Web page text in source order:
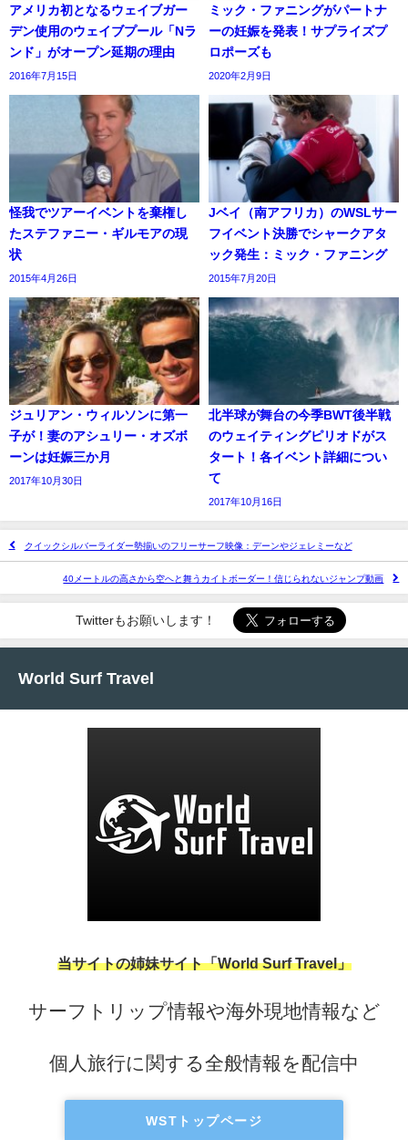
アメリカ初となるウェイブガー
デン使用のウェイブプール「Nラ
ンド」がオープン延期の理由
2016年7月15日
ミック・ファニングがパートナ
ーの妊娠を発表！サプライズプ
ロポーズも
2020年2月9日
怪我でツアーイベントを棄権し
たステファニー・ギルモアの現
状
2015年4月26日
Jベイ（南アフリカ）のWSLサー
フイベント決勝でシャークアタ
ック発生：ミック・ファニング
2015年7月20日
ジュリアン・ウィルソンに第一
子が！妻のアシュリー・オズボ
ーンは妊娠三か月
2017年10月30日
北半球が舞台の今季BWT後半戦
のウェイティングピリオドがス
タート！各イベント詳細につい
て
2017年10月16日
クイックシルバーライダー勢揃いのフリーサーフ映像：デーンやジェレミーなど
40メートルの高さから空へと舞うカイトボーダー！信じられないジャンプ動画
Twitterもお願いします！
World Surf Travel
当サイトの姉妹サイト「World Surf Travel」
サーフトリップ情報や海外現地情報など
個人旅行に関する全般情報を配信中
WSTトップページ